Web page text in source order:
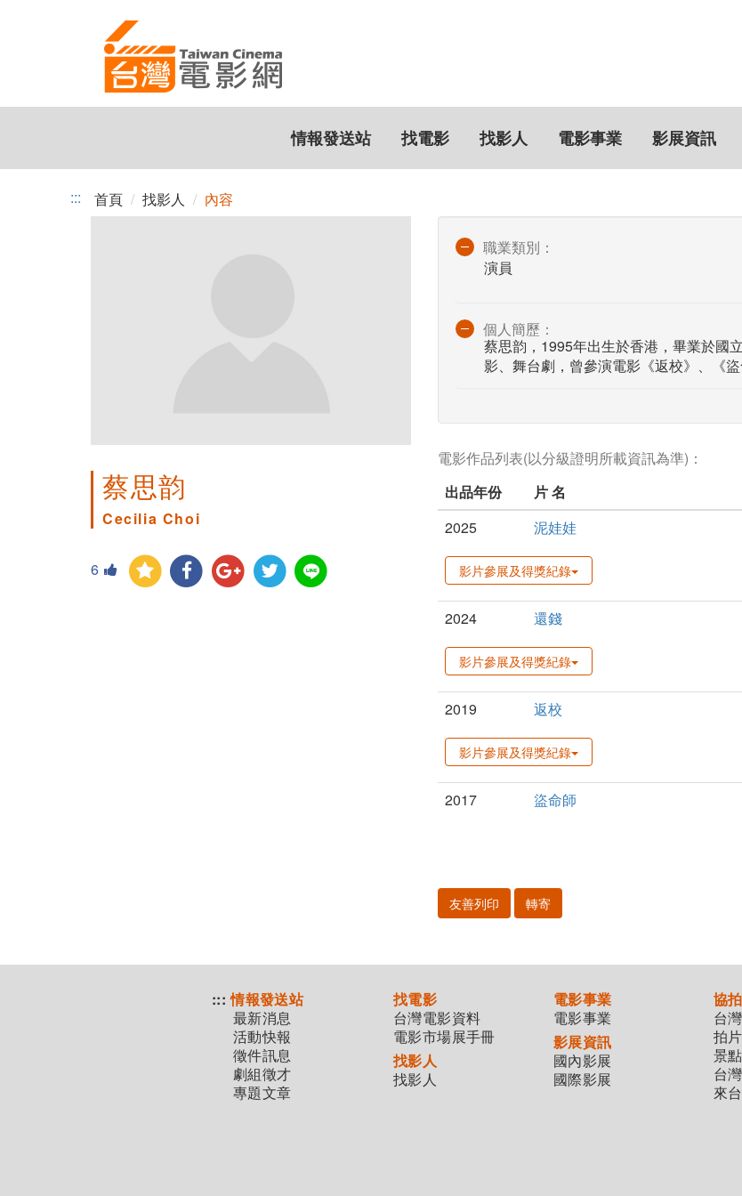
情報發送站 找電影 找影人 電影事業 影展資訊
::: 首頁 找影人 內容
蔡思韵
Cecilia Choi
6
職業類別：
演員
個人簡歷：
蔡思韵，1995年出生於香港，畢業於國
影、舞台劇，曾參演電影《返校》、《
電影作品列表(以分級證明所載資訊為準)：
出品年份
片 名
2025
泥娃娃
影片參展及得獎紀錄
2024 還錢
影片參展及得獎紀錄
2019 返校
影片參展及得獎紀錄
2017 盜命師
友善列印 轉寄
::: 情報發送站
最新消息
活動快報
徵件訊息
劇組徵才
專題文章
找電影
台灣電影資料
電影市場展手冊
找影人
找影人
電影事業
電影事業
影展資訊
國內影展
國際影展
協
台
拍
景
台
來